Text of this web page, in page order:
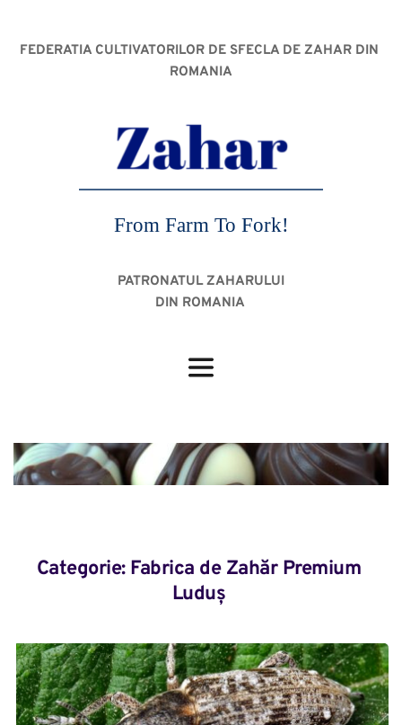
FEDERATIA CULTIVATORILOR DE SFECLA DE ZAHAR DIN
ROMANIA
From Farm To Fork!
PATRONATUL ZAHARULUI
DIN ROMANIA
Categorie: Fabrica de Zahăr Premium
Luduș